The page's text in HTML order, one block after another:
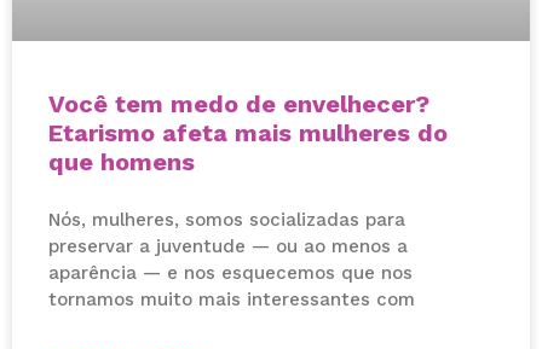
Você tem medo de envelhecer?
Etarismo afeta mais mulheres do
que homens
Nós, mulheres, somos socializadas para
preservar a juventude — ou ao menos a
aparência — e nos esquecemos que nos
tornamos muito mais interessantes com